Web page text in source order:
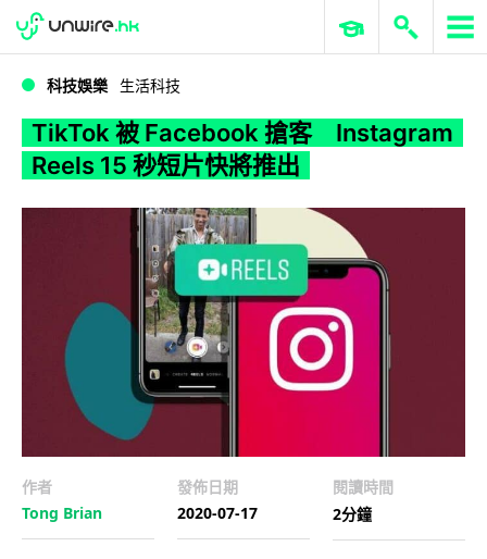
WWDC 2026 ERP 與商業 AI
科技娛樂 生活科技
TikTok 被 Facebook 搶客 Instagram
Reels 15 秒短片快將推出
作者
Tong Brian
發佈日期
2020-07-17
閱讀時間
2分鐘